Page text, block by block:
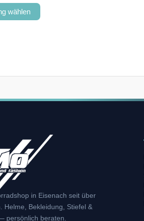
wählen
in Eisenach seit über
Helme, Bekleidung, Stiefel &
persönlich beraten.